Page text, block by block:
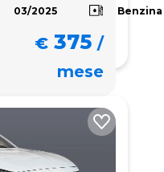
03/2025 Benzina
€ 375 /
mese